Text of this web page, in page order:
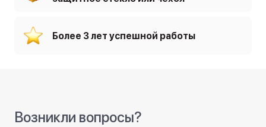
Более 3 лет успешной работы
Возникли вопросы?